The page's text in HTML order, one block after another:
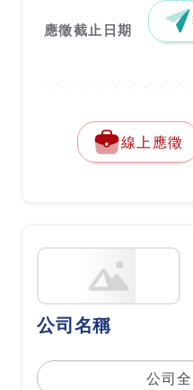
應徵截止日期
線上應徵
公司名稱
公司